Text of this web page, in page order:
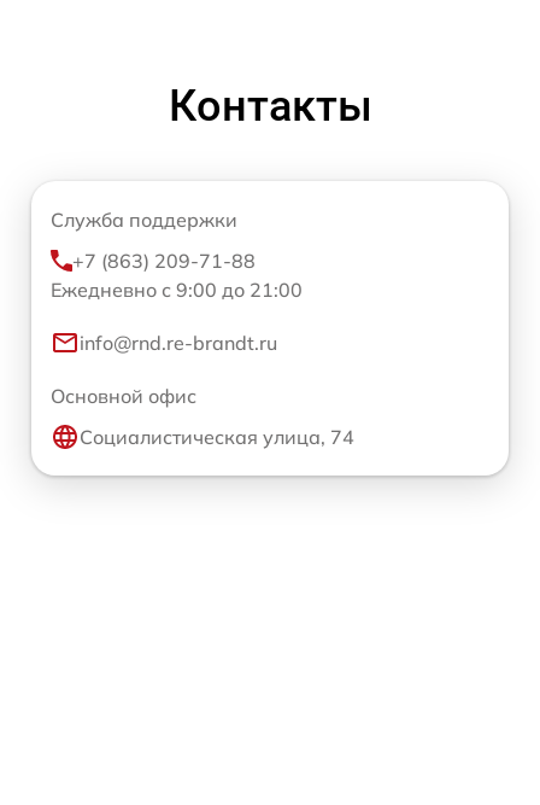
Контакты
Служба поддержки
+7 (863) 209-71-88
Ежедневно с 9:00 до 21:00
info@rnd.re-brandt.ru
Основной офис
Социалистическая улица, 74